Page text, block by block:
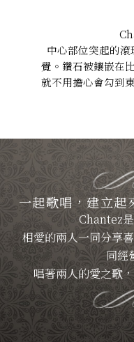
中心部位突起的
覺。鑽石被鑲嵌在
就不用擔心會勾到
一起歌唱，建立起
Chantez
相愛的兩人一同分享
同經
唱著兩人的愛之歌